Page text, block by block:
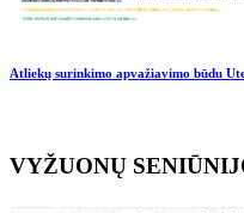
Atliekų surinkimo apvažiavimo būdu
VYŽUONŲ